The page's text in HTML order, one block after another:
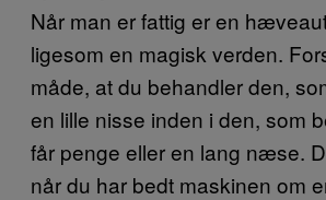
Når man er fattig er en
ligesom en magisk verden.
måde, at du behandler den,
en lille nisse inden i den, som
får penge eller en lang næse.
når du har bedt maskinen om